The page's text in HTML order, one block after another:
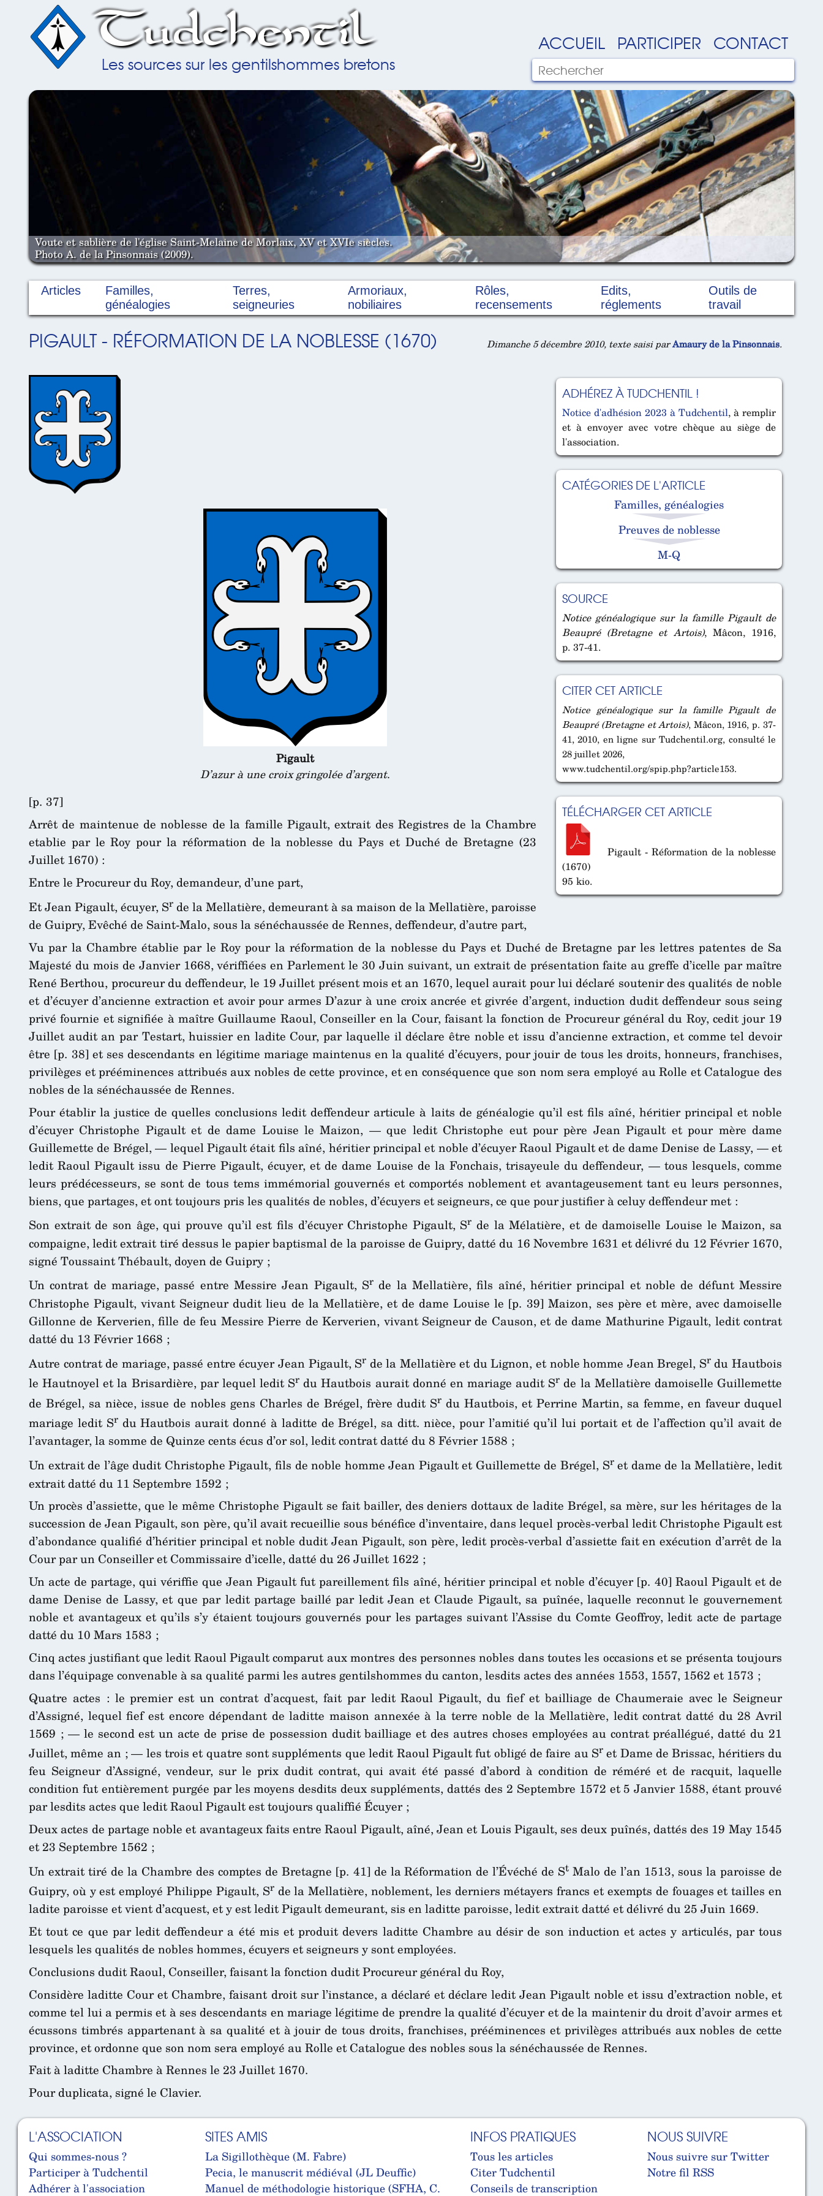
Tudchentil
Les sources sur les gentilshommes bretons
ACCUEIL PARTICIPER CONTACT
Voute et sablière de l'église Saint-Melaine de Morlaix, XV et XVIe siècles.
Photo A. de la Pinsonnais (2009).
Articles
Familles,
généalogies
Terres,
seigneuries
Armoriaux,
nobiliaires
Rôles,
recensements
Edits,
réglements
Outils de
travail
PIGAULT - RÉFORMATION DE LA NOBLESSE (1670) Dimanche 5 décembre 2010, texte saisi parAmaury de la Pinsonnais.
ADHÉREZ À TUDCHENTIL !
Notice d'adhésion 2023 à Tudchentil, à remplir
et à envoyer avec votre chèque au siège de
l'association.
CATÉGORIES DE L'ARTICLE
Familles, généalogies
Preuves de noblesse
M-Q
SOURCE
Notice généalogique sur la famille Pigault de
Beaupré (Bretagne et Artois), Mâcon, 1916,
p. 37-41.
CITER CET ARTICLE
Notice généalogique sur la famille Pigault de
Beaupré (Bretagne et Artois), Mâcon, 1916, p. 37-
41, 2010, en ligne sur Tudchentil.org, consulté le
28 juillet 2026,
www.tudchentil.org/spip.php?article153.
TÉLÉCHARGER CET ARTICLE
Pigault - Réformation de la noblesse
(1670)
95 kio.
Pigault
D’azur à une croix gringolée d’argent.
[p. 37]
Arrêt de maintenue de noblesse de la famille Pigault, extrait des Registres de la Chambre
etablie par le Roy pour la réformation de la noblesse du Pays et Duché de Bretagne (23
Juillet 1670) :
Entre le Procureur du Roy, demandeur, d’une part,
Et Jean Pigault, écuyer, Sr de la Mellatière, demeurant à sa maison de la Mellatière, paroisse
de Guipry, Evêché de Saint-Malo, sous la sénéchaussée de Rennes, deffendeur, d’autre part,
Vu par la Chambre établie par le Roy pour la réformation de la noblesse du Pays et Duché de Bretagne par les lettres patentes de Sa
Majesté du mois de Janvier 1668, vériffiées en Parlement le 30 Juin suivant, un extrait de présentation faite au greffe d’icelle par maître
René Berthou, procureur du deffendeur, le 19 Juillet présent mois et an 1670, lequel aurait pour lui déclaré soutenir des qualités de noble
et d’écuyer d’ancienne extraction et avoir pour armes D’azur à une croix ancrée et givrée d’argent, induction dudit deffendeur sous seing
privé fournie et signifiée à maître Guillaume Raoul, Conseiller en la Cour, faisant la fonction de Procureur général du Roy, cedit jour 19
Juillet audit an par Testart, huissier en ladite Cour, par laquelle il déclare être noble et issu d’ancienne extraction, et comme tel devoir
être [p. 38] et ses descendants en légitime mariage maintenus en la qualité d’écuyers, pour jouir de tous les droits, honneurs, franchises,
privilèges et prééminences attribués aux nobles de cette province, et en conséquence que son nom sera employé au Rolle et Catalogue des
nobles de la sénéchaussée de Rennes.
Pour établir la justice de quelles conclusions ledit deffendeur articule à laits de généalogie qu’il est fils aîné, héritier principal et noble
d’écuyer Christophe Pigault et de dame Louise le Maizon, — que ledit Christophe eut pour père Jean Pigault et pour mère dame
Guillemette de Brégel, — lequel Pigault était fils aîné, héritier principal et noble d’écuyer Raoul Pigault et de dame Denise de Lassy, — et
ledit Raoul Pigault issu de Pierre Pigault, écuyer, et de dame Louise de la Fonchais, trisayeule du deffendeur, — tous lesquels, comme
leurs prédécesseurs, se sont de tous tems immémorial gouvernés et comportés noblement et avantageusement tant eu leurs personnes,
biens, que partages, et ont toujours pris les qualités de nobles, d’écuyers et seigneurs, ce que pour justifier à celuy deffendeur met :
Son extrait de son âge, qui prouve qu’il est fils d’écuyer Christophe Pigault, Sr de la Mélatière, et de damoiselle Louise le Maizon, sa
compaigne, ledit extrait tiré dessus le papier baptismal de la paroisse de Guipry, datté du 16 Novembre 1631 et délivré du 12 Février 1670,
signé Toussaint Thébault, doyen de Guipry ;
Un contrat de mariage, passé entre Messire Jean Pigault, Sr de la Mellatière, fils aîné, héritier principal et noble de défunt Messire
Christophe Pigault, vivant Seigneur dudit lieu de la Mellatière, et de dame Louise le [p. 39] Maizon, ses père et mère, avec damoiselle
Gillonne de Kerverien, fille de feu Messire Pierre de Kerverien, vivant Seigneur de Causon, et de dame Mathurine Pigault, ledit contrat
datté du 13 Février 1668 ;
Autre contrat de mariage, passé entre écuyer Jean Pigault, Sr de la Mellatière et du Lignon, et noble homme Jean Bregel, Srdu Hautbois
le Hautnoyel et la Brisardière, par lequel ledit Sr du Hautbois aurait donné en mariage audit Sr de la Mellatière damoiselle Guillemette
de Brégel, sa nièce, issue de nobles gens Charles de Brégel, frère dudit Sr du Hautbois, et Perrine Martin, sa femme, en faveur duquel
mariage ledit Srdu Hautbois aurait donné à laditte de Brégel, sa ditt. nièce, pour l’amitié qu’il lui portait et de l’affection qu’il avait de
l’avantager, la somme de Quinze cents écus d’or sol, ledit contrat datté du 8 Février 1588 ;
Un extrait de l’âge dudit Christophe Pigault, fils de noble homme Jean Pigault et Guillemette de Brégel, Sret dame de la Mellatière, ledit
extrait datté du 11 Septembre 1592 ;
Un procès d’assiette, que le même Christophe Pigault se fait bailler, des deniers dottaux de ladite Brégel, sa mère, sur les héritages de la
succession de Jean Pigault, son père, qu’il avait recueillie sous bénéfice d’inventaire, dans lequel procès-verbal ledit Christophe Pigault est
d’abondance qualifié d’héritier principal et noble dudit Jean Pigault, son père, ledit procès-verbal d’assiette fait en exécution d’arrêt de la
Cour par un Conseiller et Commissaire d’icelle, datté du 26 Juillet 1622 ;
Un acte de partage, qui vériffie que Jean Pigault fut pareillement fils aîné, héritier principal et noble d’écuyer [p. 40] Raoul Pigault et de
dame Denise de Lassy, et que par ledit partage baillé par ledit Jean et Claude Pigault, sa puînée, laquelle reconnut le gouvernement
noble et avantageux et qu’ils s’y étaient toujours gouvernés pour les partages suivant l’Assise du Comte Geoffroy, ledit acte de partage
datté du 10 Mars 1583 ;
Cinq actes justifiant que ledit Raoul Pigault comparut aux montres des personnes nobles dans toutes les occasions et se présenta toujours
dans l’équipage convenable à sa qualité parmi les autres gentilshommes du canton, lesdits actes des années 1553, 1557, 1562 et 1573 ;
Quatre actes : le premier est un contrat d’acquest, fait par ledit Raoul Pigault, du fief et bailliage de Chaumeraie avec le Seigneur
d’Assigné, lequel fief est encore dépendant de laditte maison annexée à la terre noble de la Mellatière, ledit contrat datté du 28 Avril
1569 ; — le second est un acte de prise de possession dudit bailliage et des autres choses employées au contrat préallégué, datté du 21
Juillet, même an ; — les trois et quatre sont suppléments que ledit Raoul Pigault fut obligé de faire au Sret Dame de Brissac, héritiers du
feu Seigneur d’Assigné, vendeur, sur le prix dudit contrat, qui avait été passé d’abord à condition de réméré et de racquit, laquelle
condition fut entièrement purgée par les moyens desdits deux suppléments, dattés des 2 Septembre 1572 et 5 Janvier 1588, étant prouvé
par lesdits actes que ledit Raoul Pigault est toujours qualiffié Écuyer ;
Deux actes de partage noble et avantageux faits entre Raoul Pigault, aîné, Jean et Louis Pigault, ses deux puînés, dattés des 19 May 1545
et 23 Septembre 1562 ;
Un extrait tiré de la Chambre des comptes de Bretagne [p. 41] de la Réformation de l’Évéché de St Malo de l’an 1513, sous la paroisse de
Guipry, où y est employé Philippe Pigault, Srde la Mellatière, noblement, les derniers métayers francs et exempts de fouages et tailles en
ladite paroisse et vient d’acquest, et y est ledit Pigault demeurant, sis en laditte paroisse, ledit extrait datté et délivré du 25 Juin 1669.
Et tout ce que par ledit deffendeur a été mis et produit devers laditte Chambre au désir de son induction et actes y articulés, par tous
lesquels les qualités de nobles hommes, écuyers et seigneurs y sont employées.
Conclusions dudit Raoul, Conseiller, faisant la fonction dudit Procureur général du Roy,
Considère laditte Cour et Chambre, faisant droit sur l’instance, a déclaré et déclare ledit Jean Pigault noble et issu d’extraction noble, et
comme tel lui a permis et à ses descendants en mariage légitime de prendre la qualité d’écuyer et de la maintenir du droit d’avoir armes et
écussons timbrés appartenant à sa qualité et à jouir de tous droits, franchises, prééminences et privilèges attribués aux nobles de cette
province, et ordonne que son nom sera employé au Rolle et Catalogue des nobles sous la sénéchaussée de Rennes.
Fait à laditte Chambre à Rennes le 23 Juillet 1670.
Pour duplicata, signé le Clavier.
L'ASSOCIATION
Qui sommes-nous ?
Participer à Tudchentil
Adhérer à l'association
SITES AMIS
La Sigillothèque (M. Fabre)
Pecia, le manuscrit médiéval (JL Deuffic)
Manuel de méthodologie historique (SFHA, C.
INFOS PRATIQUES
Tous les articles
Citer Tudchentil
Conseils de transcription
NOUS SUIVRE
Nous suivre sur Twitter
Notre fil RSS